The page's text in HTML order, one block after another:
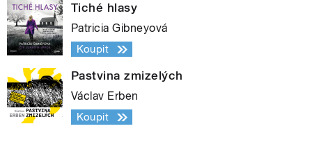
Tiché hlasy
Patricia Gibneyová
Koupit
Pastvina zmizelých
Václav Erben
Koupit